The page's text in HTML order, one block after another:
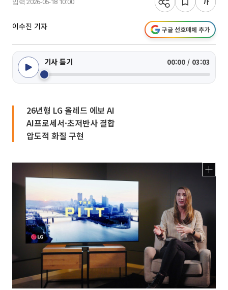
입력 2026-06-18 10:00
이수진 기자 구글 선호매체 추가
기사 듣기 00:00 / 03:03
26년형 LG 올레드 에보 AI
AI프로세서·초저반사 결합
압도적 화질 구현